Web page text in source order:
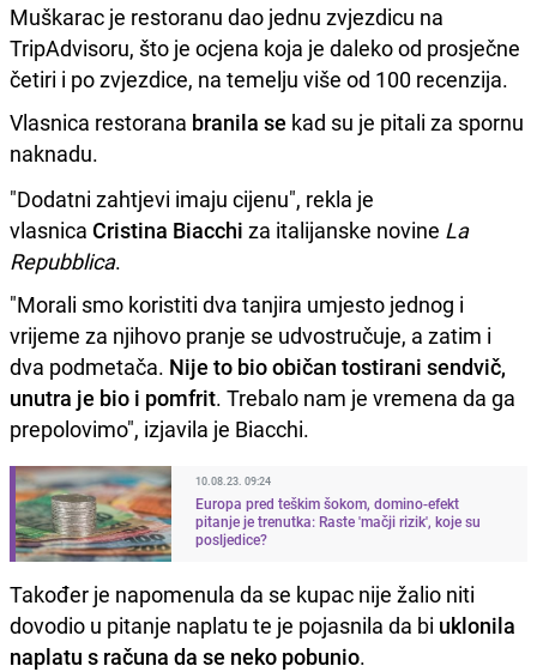
Muškarac je restoranu dao jednu zvjezdicu na
TripAdvisoru, što je ocjena koja je daleko od prosječne
četiri i po zvjezdice, na temelju više od 100 recenzija.
Vlasnica restorana branila se kad su je pitali za spornu
naknadu.
"Dodatni zahtjevi imaju cijenu", rekla je
vlasnica Cristina Biacchi za italijanske novine La
Repubblica.
"Morali smo koristiti dva tanjira umjesto jednog i
vrijeme za njihovo pranje se udvostručuje, a zatim i
dva podmetača. Nije to bio običan tostirani sendvič,
unutra je bio i pomfrit. Trebalo nam je vremena da ga
prepolovimo", izjavila je Biacchi.
10.08.23. 09:24
Europa pred teškim šokom, domino-efekt
pitanje je trenutka: Raste 'mačji rizik', koje su
posljedice?
Također je napomenula da se kupac nije žalio niti
dovodio u pitanje naplatu te je pojasnila da bi uklonila
naplatu s računa da se neko pobunio.